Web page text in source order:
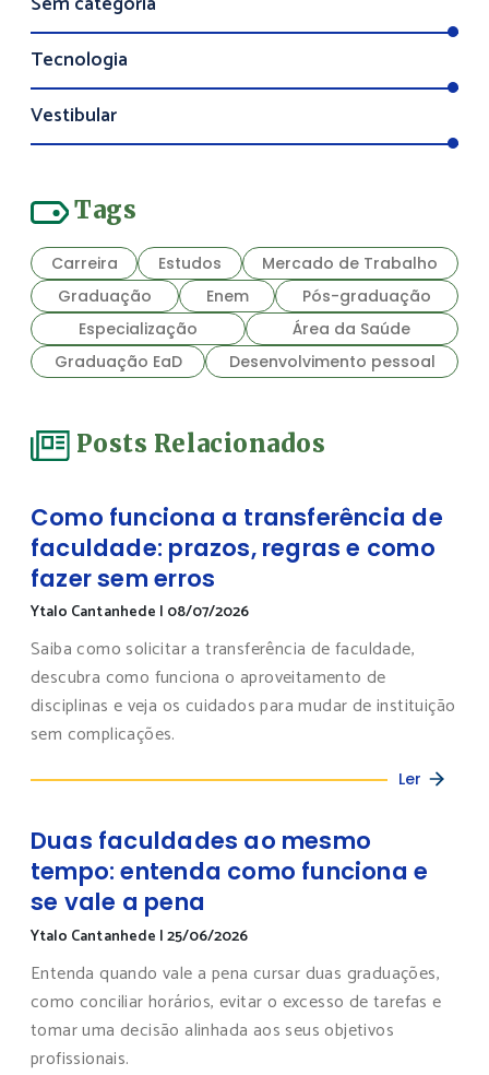
Tecnologia
Vestibular
Tags
Carreira Estudos
Mercado de Trabalho
Graduação
Enem
Pós-graduação
Especialização
Área da Saúde
Graduação EaD
Desenvolvimento pessoal
Posts Relacionados
Como funciona a transferência de
faculdade: prazos, regras e como
fazer sem erros
Ytalo Cantanhede | 08/07/2026
Saiba como solicitar a transferência de faculdade,
descubra como funciona o aproveitamento de
disciplinas e veja os cuidados para mudar de instituição
sem complicações.
Ler
Duas faculdades ao mesmo
tempo: entenda como funciona e
se vale a pena
Ytalo Cantanhede |25/06/2026
Entenda quando vale a pena cursar duas graduações,
como conciliar horários, evitar o excesso de tarefas e
tomar uma decisão alinhada aos seus objetivos
profissionais.